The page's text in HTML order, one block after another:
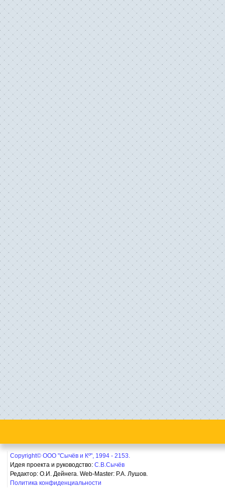
Copyright© ООО "Сычёв и Кº", 1994 - 2153.
Идея проекта и руководство: С.В.Сычёв
Редактор: О.И. Дейнега. Web-Master: Р.А. Лушов.
Политика конфиденциальности